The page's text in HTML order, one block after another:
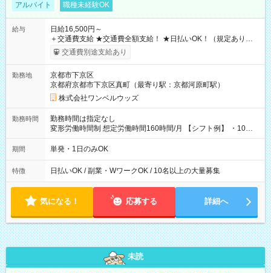
アルバイト 職種未経験OK
給与
日給16,500円～
＋交通費支給 ★交通費全額支給！ ★日払いOK！（規定あり） ┗
働いたその日に現金GET♪ お仕事後はコンビニATMから 日払
交通費別途支給あり
勤務地
京都市下京区
京都府京都市下京区真町（最寄り駅：京都河原町駅）
株式会社ワンベルウッズ
勤務時間
勤務時間は指定なし
変形労働時間制 想定労働時間160時間/月 【シフト例】 ・10：
00～20：00
期間 単発・1日のみOK
特徴 日払いOK / 副業・WワークOK / 10名以上の大量募集
気になる！ 応募する 詳細へ
未読